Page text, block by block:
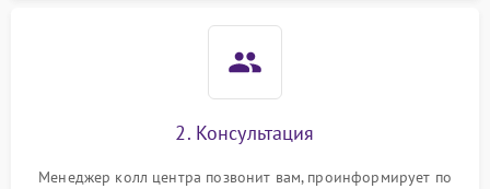
2. Консультация
Менеджер колл центра позвонит вам, проинформирует по